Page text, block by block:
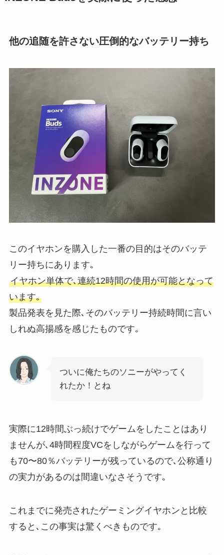
他の追随を許さない圧倒的なバッテリー持ち
このイヤホンを購入した一番の目的はそのバッテ
リー持ちにあります｡
イヤホン単体で､連続12時間の使用が可能となって
います｡
製品発表を見た際､そのバッテリー持続時間に言い
しれぬ高揚感を感じたものです｡
ついに俺たちのソニーがやってく
れたか！とね
実際に12時間ぶっ続けでゲームをしたことはあり
ませんが､4時間程度VCをしながらゲームを行って
も70〜80％バッテリーが残っているので､公称通り
の実力があるのは間違いなさそうです｡
これまでに発売されたゲーミングイヤホンと比較
すると､この事実は驚くべきものです｡